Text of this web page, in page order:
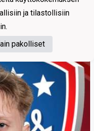
ja tilastollisiin
pakolliset